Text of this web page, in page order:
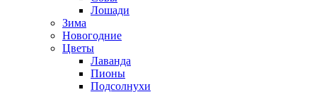
Лошади
Зима
Новогодние
Цветы
Лаванда
Пионы
Подсолнухи